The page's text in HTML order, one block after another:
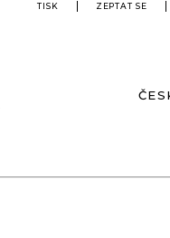
TISK ZEPTAT SE